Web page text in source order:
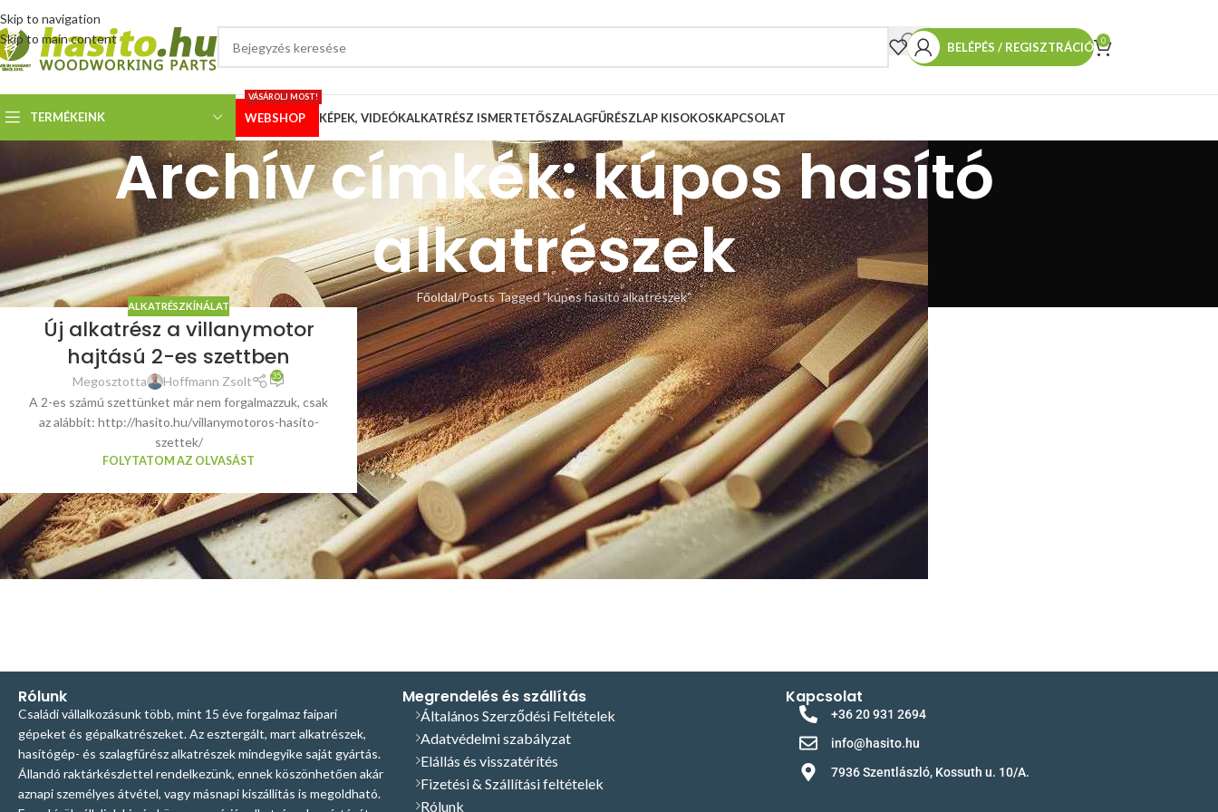
Skip to navigation
Skip to main content
BELÉPÉS / REGISZTRÁCIÓ 0
TERMÉKEINK WEBSHOP
VÁSÁROLJ MOST!
KÉPEK, VIDEÓKALKATRÉSZ ISMERTETŐSZALAGFŰRÉSZLAP KISOKOSKAPCSOLAT
Archív címkék: kúpos hasító
alkatrészek
Főoldal Posts Tagged "kúpos hasító alkatrészek"
ALKATRÉSZKÍNÁLAT
Új alkatrész a villanymotor
hajtású 2-es szettben
Megosztotta Hoffmann Zsolt 35
A 2-es számú szettünket már nem forgalmazzuk, csak
az alábbit: http://hasito.hu/villanymotoros-hasito-
szettek/
FOLYTATOM AZ OLVASÁST
Rólunk
Családi vállalkozásunk több, mint 15 éve forgalmaz faipari
gépeket és gépalkatrészeket. Az esztergált, mart alkatrészek,
hasítógép- és szalagfűrész alkatrészek mindegyike saját gyártás.
Állandó raktárkészlettel rendelkezünk, ennek köszönhetően akár
aznapi személyes átvétel, vagy másnapi kiszállítás is megoldható.
Megrendelés és szállítás
Általános Szerződési Feltételek
Adatvédelmi szabályzat
Elállás és visszatérítés
Fizetési & Szállítási feltételek
Rólunk
Kapcsolat
+36 20 931 2694
info@hasito.hu
7936 Szentlászló, Kossuth u. 10/A.